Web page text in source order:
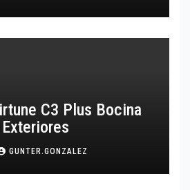
C3 Plus Bocina
GUNTER.GONZALEZ